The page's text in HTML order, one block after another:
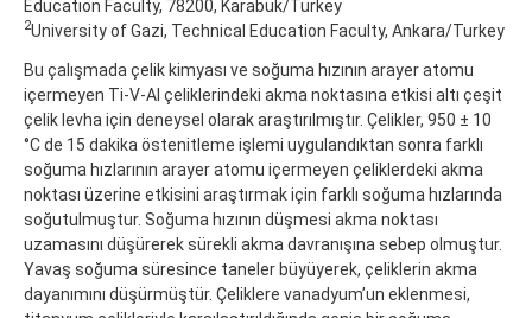
Education Faculty, 78200, Karabük/Turkey
2University of Gazi, Technical Education Faculty, Ankara/Turkey
Bu çalışmada çelik kimyası ve soğuma hızının arayer atomu
içermeyen Ti-V-Al çeliklerindeki akma noktasına etkisi altı çeşit
çelik levha için deneysel olarak araştırılmıştır. Çelikler, 950 ± 10
°C de 15 dakika östenitleme işlemi uygulandıktan sonra farklı
soğuma hızlarının arayer atomu içermeyen çeliklerdeki akma
noktası üzerine etkisini araştırmak için farklı soğuma hızlarında
soğutulmuştur. Soğuma hızının düşmesi akma noktası
uzamasını düşürerek sürekli akma davranışına sebep olmuştur.
Yavaş soğuma süresince taneler büyüyerek, çeliklerin akma
dayanımını düşürmüştür. Çeliklere vanadyum’un eklenmesi,